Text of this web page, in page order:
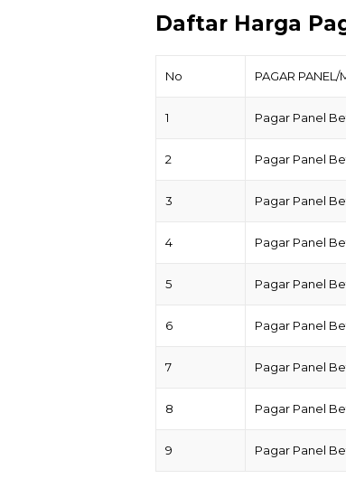
Daftar Harga
No PAGAR PANEL/
1 Pagar Panel
2 Pagar Panel
3 Pagar Panel
4 Pagar Panel
5 Pagar Panel
6 Pagar Panel
7 Pagar Panel
8 Pagar Panel
9 Pagar Panel